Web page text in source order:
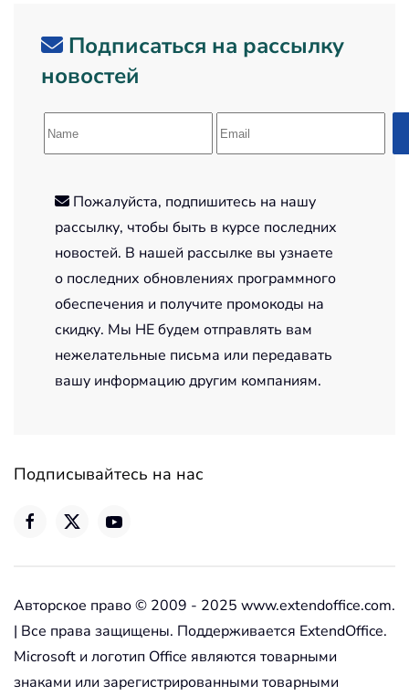
Подписаться на рассылку
новостей
Пожалуйста, подпишитесь на нашу
рассылку, чтобы быть в курсе последних
новостей. В нашей рассылке вы узнаете
о последних обновлениях программного
обеспечения и получите промокоды на
скидку. Мы НЕ будем отправлять вам
нежелательные письма или передавать
вашу информацию другим компаниям.
Подписывайтесь на нас
Авторское право © 2009 - 2025 www.extendoffice.com.
| Все права защищены. Поддерживается ExtendOffice.
Microsoft и логотип Office являются товарными
знаками или зарегистрированными товарными